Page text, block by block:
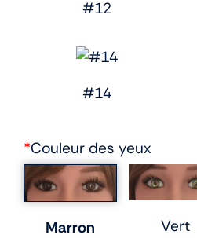
#12
#14
*Couleur des yeux
Marron Vert